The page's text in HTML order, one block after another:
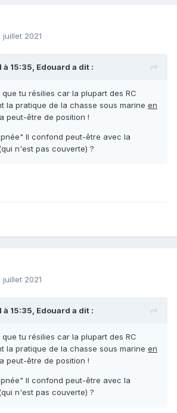
juillet 2021
15:35, Edouard a dit :
tu résilies car la plupart des RC
la pratique de la chasse sous marine en
peut-être de position !
Il confond peut-être avec la
n'est pas couverte) ?
juillet 2021
15:35, Edouard a dit :
tu résilies car la plupart des RC
la pratique de la chasse sous marine en
peut-être de position !
Il confond peut-être avec la
n'est pas couverte) ?